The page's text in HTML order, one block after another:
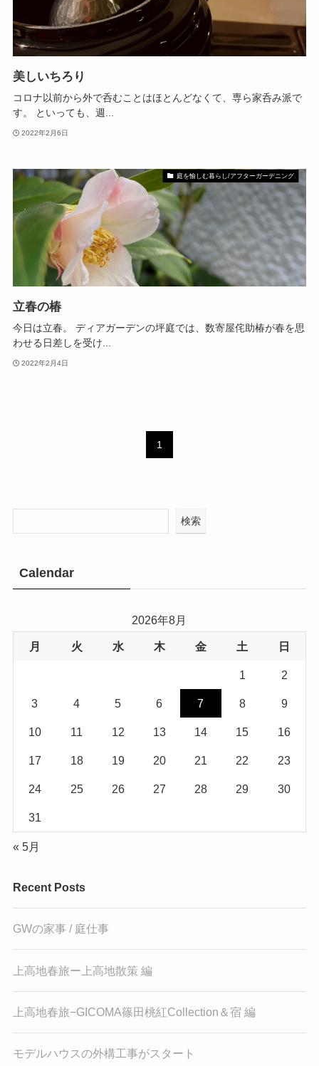
美しいちろり
コロナ以前から外で呑むことはほとんどなくて、専ら家呑み派で
す。 といっても、週...
2022年2月6日
庭を愉しむ暮らし/アフターガーデニング
立春の椿
今日は立春。 ディアガーデンの坪庭では、数寄屋侘助椿が春を思
わせる日差しを受け...
2022年2月4日
1
検索
Calendar
2026年8月
月 火 水 木 金 土 日
1 2
3 4 5 6 7 8 9
10 11 12 13 14 15 16
17 18 19 20 21 22 23
24 25 26 27 28 29 30
31
« 5月
Recent Posts
GWの家事 / 庭仕事
上高地春旅ー上高地散策 編
上高地春旅−GICOMA篠田桃紅Collection＆宿 編
モデルハウスの外構工事がスタート